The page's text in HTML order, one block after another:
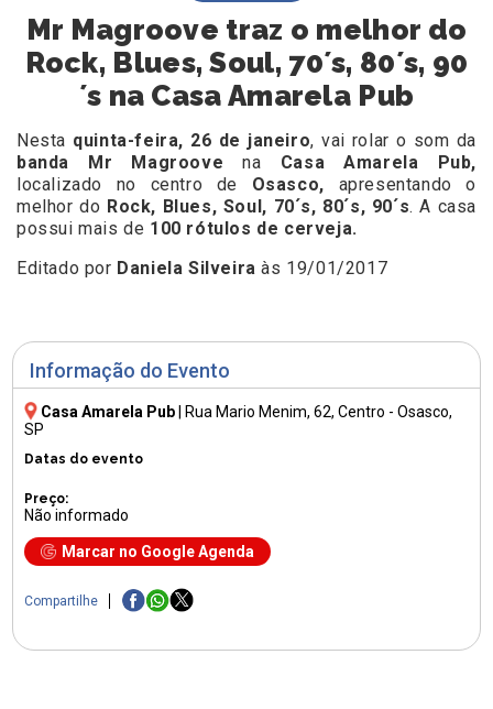
Informação do Evento
Casa Amarela Pub Rua Mario Menim, 62, Centro - Osasco,
SP
Datas do evento
Preço:
Não informado
Marcar no Google Agenda
Compartilhe
Mr Magroove traz o melhor do
Rock, Blues, Soul, 70´s, 80´s, 90
´s na Casa Amarela Pub
Nesta quinta-feira, 26 de janeiro, vai rolar o som da
banda Mr Magroove
na Casa Amarela Pub,
localizado no centro de Osasco, apresentando o
melhor do Rock, Blues, Soul, 70´s, 80´s, 90´s. A casa
possui mais de 100 rótulos de cerveja.
Editado por Daniela Silveira às 19/01/2017